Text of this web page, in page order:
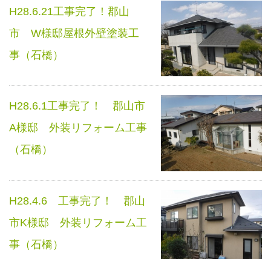
H28.6.21工事完了！郡山
市 W様邸屋根外壁塗装工
事（石橋）
H28.6.1工事完了！ 郡山市
A様邸 外装リフォーム工事
（石橋）
H28.4.6 工事完了！ 郡山
市K様邸 外装リフォーム工
事（石橋）